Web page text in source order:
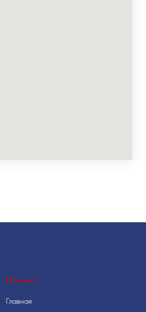
Проект
Главная